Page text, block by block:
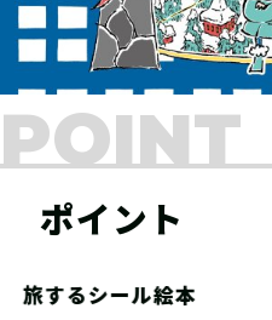
POINT
ポイント
旅するシール絵本